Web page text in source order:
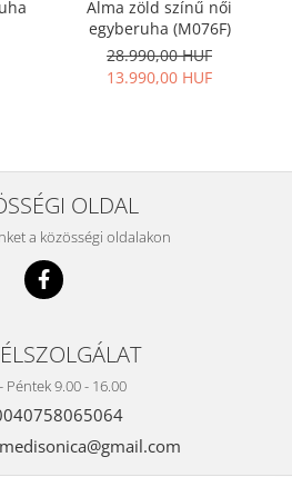
Alma zöld színű női
egyberuha (M076F)
28.990,00 HUF
13.990,00 HUF
OLDAL
a közösségi oldalakon
Péntek 9.00 - 16.00